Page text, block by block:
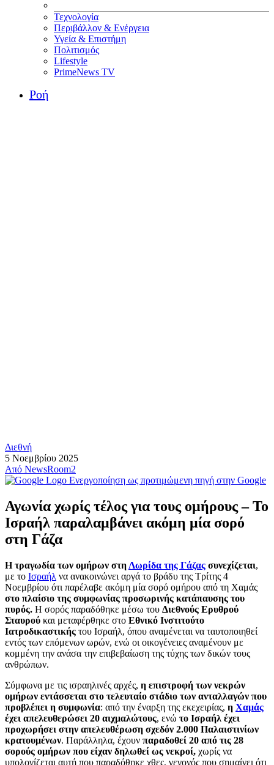
Τεχνολογία
Περιβάλλον & Ενέργεια
Υγεία & Επιστήμη
Πολιτισμός
Lifestyle
PrimeNews TV
Ροή
Διεθνή
5 Νοεμβρίου 2025
Από NewsRoom2
Ενεργοποίηση ως προτιμώμενη πηγή στην Google
Αγωνία χωρίς τέλος για τους ομήρους – Το
Ισραήλ παραλαμβάνει ακόμη μία σορό
στη Γάζα
Η τραγωδία των ομήρων στη Λωρίδα της Γάζας συνεχίζεται,
με το Ισραήλ να ανακοινώνει αργά το βράδυ της Τρίτης 4
Νοεμβρίου ότι παρέλαβε ακόμη μία σορό ομήρου από τη Χαμάς
στο πλαίσιο της συμφωνίας προσωρινής κατάπαυσης του
πυρός. Η σορός παραδόθηκε μέσω του Διεθνούς Ερυθρού
Σταυρού και μεταφέρθηκε στο Εθνικό Ινστιτούτο
Ιατροδικαστικής του Ισραήλ, όπου αναμένεται να ταυτοποιηθεί
εντός των επόμενων ωρών, ενώ οι οικογένειες αναμένουν με
κομμένη την ανάσα την επιβεβαίωση της τύχης των δικών τους
ανθρώπων.
Σύμφωνα με τις ισραηλινές αρχές, η επιστροφή των νεκρών
ομήρων εντάσσεται στο τελευταίο στάδιο των ανταλλαγών που
προβλέπει η συμφωνία: από την έναρξη της εκεχειρίας, η Χαμάς
έχει απελευθερώσει 20 αιχμαλώτους, ενώ το Ισραήλ έχει
προχωρήσει στην απελευθέρωση σχεδόν 2.000 Παλαιστινίων
κρατουμένων. Παράλληλα, έχουν παραδοθεί 20 από τις 28
σορούς ομήρων που είχαν δηλωθεί ως νεκροί, χωρίς να
υπολογίζεται αυτή που παραδόθηκε χθες, γεγονός που σημαίνει ότι